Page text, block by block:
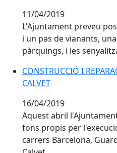
11/04/2019
L'Ajuntament preveu
i un pas de vianants,
pàrquings, i les
CONSTRUCCIÓ I
CONSTRUCCIÓ I
CALVET
16/04/2019
Aquest abril
fons propis per
carrers Barcelona,